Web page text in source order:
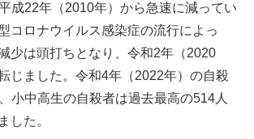
成22年（2010年）から急速に減ってい
コロナウイルス感染症の流行によっ
少は頭打ちとなり、令和2年（2020
じました。令和4年（2022年）の自殺
小中高生の自殺者は過去最高の514人
した。